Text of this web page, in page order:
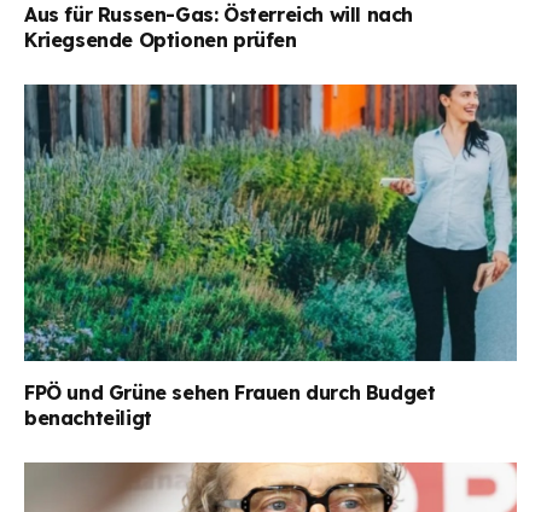
Aus für Russen-Gas: Österreich will nach
Kriegsende Optionen prüfen
FPÖ und Grüne sehen Frauen durch Budget
benachteiligt